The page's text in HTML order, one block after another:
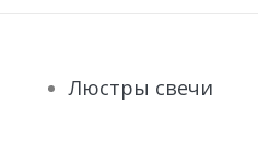
Люстры свечи